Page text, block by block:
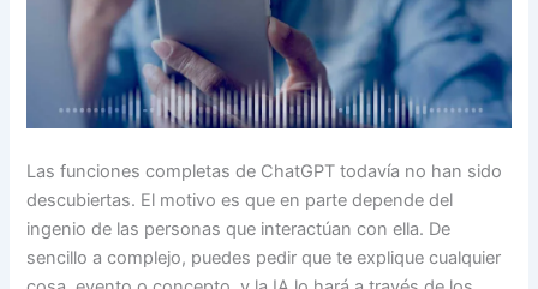
Las funciones completas de ChatGPT todavía no han sido
descubiertas. El motivo es que en parte depende del
ingenio de las personas que interactúan con ella. De
sencillo a complejo, puedes pedir que te explique cualquier